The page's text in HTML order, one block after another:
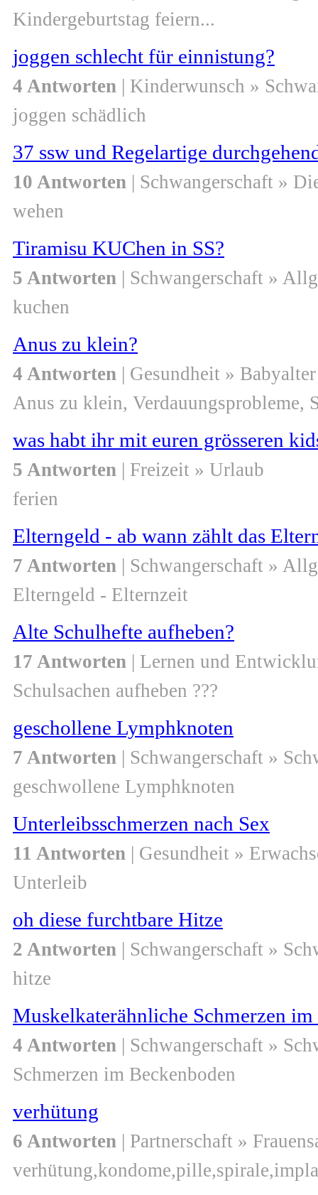
Kindergeburtstag feiern...
joggen schlecht für einnistung?
4 Antworten | Kinderwunsch »
joggen schädlich
37 ssw und Regelartige
10 Antworten | Schwangerschaft »
wehen
Tiramisu KUChen in SS?
5 Antworten | Schwangerschaft »
kuchen
Anus zu klein?
4 Antworten | Gesundheit » Babyalter
Anus zu klein, Verdauungsprobleme,
was habt ihr mit euren grösseren
5 Antworten | Freizeit » Urlaub
ferien
Elterngeld - ab wann zählt das
7 Antworten | Schwangerschaft »
Elterngeld - Elternzeit
Alte Schulhefte aufheben?
17 Antworten | Lernen und
Schulsachen aufheben ???
geschollene Lymphknoten
7 Antworten | Schwangerschaft »
geschwollene Lymphknoten
Unterleibsschmerzen nach Sex
11 Antworten | Gesundheit »
Unterleib
oh diese furchtbare Hitze
2 Antworten | Schwangerschaft »
hitze
Muskelkaterähnliche Schmerzen
4 Antworten | Schwangerschaft »
Schmerzen im Beckenboden
verhütung
6 Antworten | Partnerschaft »